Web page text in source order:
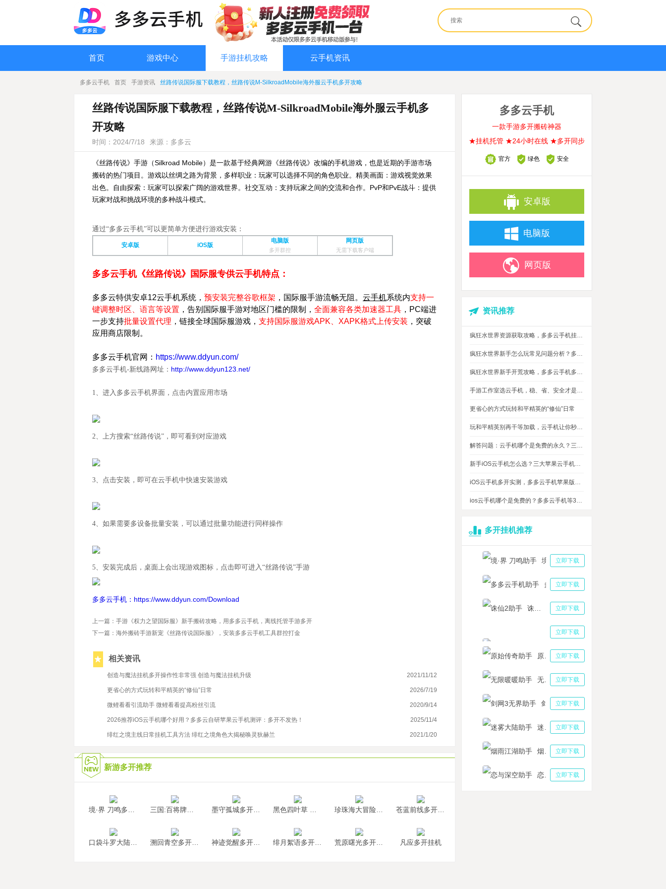
首页 游戏中心 手游挂机攻略 云手机资讯
多多云手机 首页 手游资讯 丝路传说国际服下载教程，丝路传说M-SilkroadMobile海外服云手机多开攻略
丝路传说国际服下载教程，丝路传说M-SilkroadMobile海外服云手机多
开攻略
时间：2024/7/18 来源：多多云
《丝路传说》手游（Silkroad Mobile）是一款基于经典网游《丝路传说》改编的手机游戏 ， 也是近期的手游市场
搬砖的热门项目 。 游戏以丝绸之路为背景， 多样职业 ：玩家可以选择不同的角色职业。 精美画面 ：游戏视觉效果
出色。
自由探索 ：玩家可以探索广阔的游戏世界。 社交互动 ：支持玩家之间的交流和合作。 PvP和PvE战斗 ：提供
玩家对战和挑战环境的多种战斗模式。
通过“多多云手机”可以更简单方便进行游戏安装：
安卓版 iOS版
电脑版
多开群控
网页版
无需下载客户端
多多云手机《丝路传说》国际服专供云手机特点：
多多云特供安卓12云手机系统， 预安装完整谷歌框架 ，国际服手游流畅无阻。 云手机系统内支持一
键调整时区、语言等设置 ，告别国际服手游对地区门槛的限制， 全面兼容各类加速器工具 ，PC端进
一步支持批量设置代理 ，链接全球国际服游戏， 支持国际服游戏APK、XAPK格式上传安装 ，突破
应用商店限制。
多多云手机官网： https://www.ddyun.com/
多多云手机-新线路网址： http://www.ddyun123.net/
1、 进入多多云手机界面，点击内置应用市场
2、 上方搜索“丝路传说”，即可看到对应游戏
3、 点击安装，即可在云手机中快速安装游戏
4、 如果需要多设备批量安装，可以通过批量功能进行同样操作
5、 安装完成后，桌面上会出现游戏图标，点击即可进入“丝路传说”手游
多多云手机：https://www.ddyun.com/Download
上一篇：手游《权力之望国际服》新手搬砖攻略，用多多云手机，离线托管手游多开
下一篇：海外搬砖手游新宠《丝路传说国际服》，安装多多云手机工具群控打金
相关资讯
创造与魔法挂机多开操作性非常强 创造与魔法挂机升级 2021/11/12
更省心的方式玩转和平精英的“修仙”日常 2026/7/19
微鲤看看引流助手 微鲤看看提高粉丝引流 2020/9/14
2026推荐iOS云手机哪个好用？多多云自研苹果云手机测评：多开不发热！ 2025/11/4
绯红之境主线日常挂机工具方法 绯红之境角色大揭秘唤灵狄赫兰 2021/1/20
露营火热但山里信号差手游没得玩？云手机云端在线拯救手游日常
伊甸园的骄傲一键升级打怪助手工具 伊甸园的骄傲厄休拉厉害吗
冰雪传奇五开挂机通过不同场景和角色的切换吸引了广大用户的关注
召唤与合成主线日常挂机工具方法 召唤与合成阵容搭配推荐
新游多开推荐
凡应多开挂机
多多云手机
一款手游多开搬砖神器
★挂机托管 ★24小时在线 ★多开同步
官方 绿色 安全
安卓版
电脑版
网页版
资讯推荐
疯狂水世界资源获取攻略，多多云手机挂机搬砖自动攒材料
疯狂水世界新手怎么玩常见问题分析？多多云手机多开托管挂机升级打怪
疯狂水世界新手开荒攻略，多多云手机多开托管，自动搞定海量重复日常快速升级
手游工作室选云手机，稳、省、安全才是实在考量
更省心的方式玩转和平精英的“修仙”日常
玩和平精英别再干等加载，云手机让你秒玩游戏进战场
解答问题：云手机哪个是免费的永久？三大免费永久正版云手机对比
新手iOS云手机怎么选？三大苹果云手机知名品牌性能对比测评
iOS云手机多开实测，多多云手机苹果版最多可同时运行多少台？
ios云手机哪个是免费的？多多云手机等3大品牌对比测评，告诉你免费ios云手机的真相
多开挂机推荐
立即下载
立即下载
多多云手机助手
立即下载
立即下载
三国志战略版助手
立即下载
立即下载
立即下载
立即下载
立即下载
立即下载